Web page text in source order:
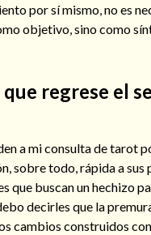
online
por sí mismo, no es
objetivo, sino como
regrese el
a mi consulta de tarot
sobre todo, rápida a sus
que buscan un hechizo
decirles que la
cambios construidos